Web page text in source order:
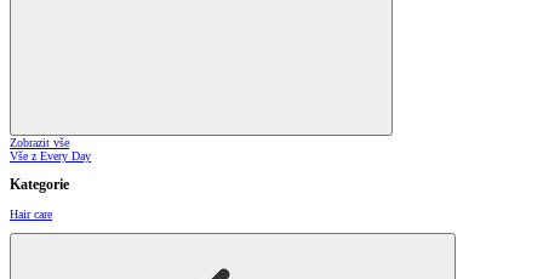
Zobrazit vše
Vše z Every Day
Kategorie
Hair care